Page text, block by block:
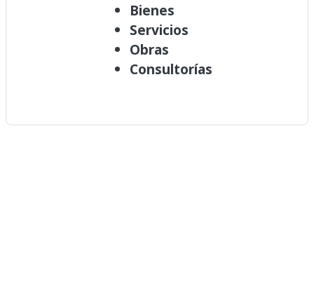
Bienes
Servicios
Obras
Consultorías